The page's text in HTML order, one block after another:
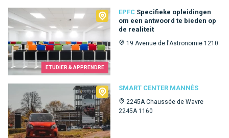
ETUDIER & APPRENDRE
EPFC Specifieke opleidingen
om een ​​antwoord te bieden op
de realiteit
19 Avenue de l'Astronomie 1210
EPFC
SMART CENTER MANNÈS
2245A Chaussée de Wavre
2245A 1160
Smart Center Mannès